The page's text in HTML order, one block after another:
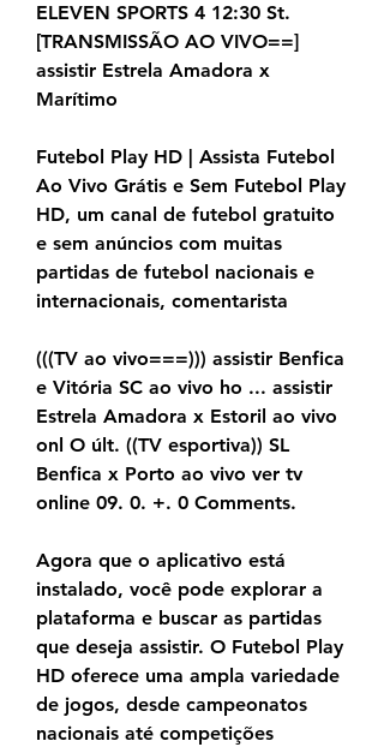
ELEVEN SPORTS 4 12:30 St.
[TRANSMISSÃO AO VIVO==]
assistir Estrela Amadora x
Marítimo
Futebol Play HD | Assista Futebol
Ao Vivo Grátis e Sem Futebol Play
HD, um canal de futebol gratuito
e sem anúncios com muitas
partidas de futebol nacionais e
internacionais, comentarista
(((TV ao vivo===))) assistir Benfica
e Vitória SC ao vivo ho ... assistir
Estrela Amadora x Estoril ao vivo
onl O últ. ((TV esportiva)) SL
Benfica x Porto ao vivo ver tv
online 09. 0. +. 0 Comments.
Agora que o aplicativo está
instalado, você pode explorar a
plataforma e buscar as partidas
que deseja assistir. O Futebol Play
HD oferece uma ampla variedade
de jogos, desde campeonatos
nacionais até competições